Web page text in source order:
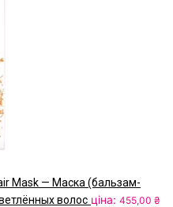
Mask — Маска (бальзам-
волос ціна: 455,00 ₴